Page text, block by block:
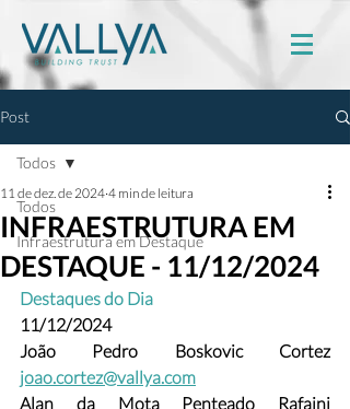
Post
Todos
Infraestrutura em Destaque
Todos
INFRAESTRUTURA EM
DESTAQUE - 11/12/2024
11 de dez. de 2024 4 min de leitura
Destaques do Dia
11/12/2024
João Pedro Boskovic Cortez
joao.cortez@vallya.com